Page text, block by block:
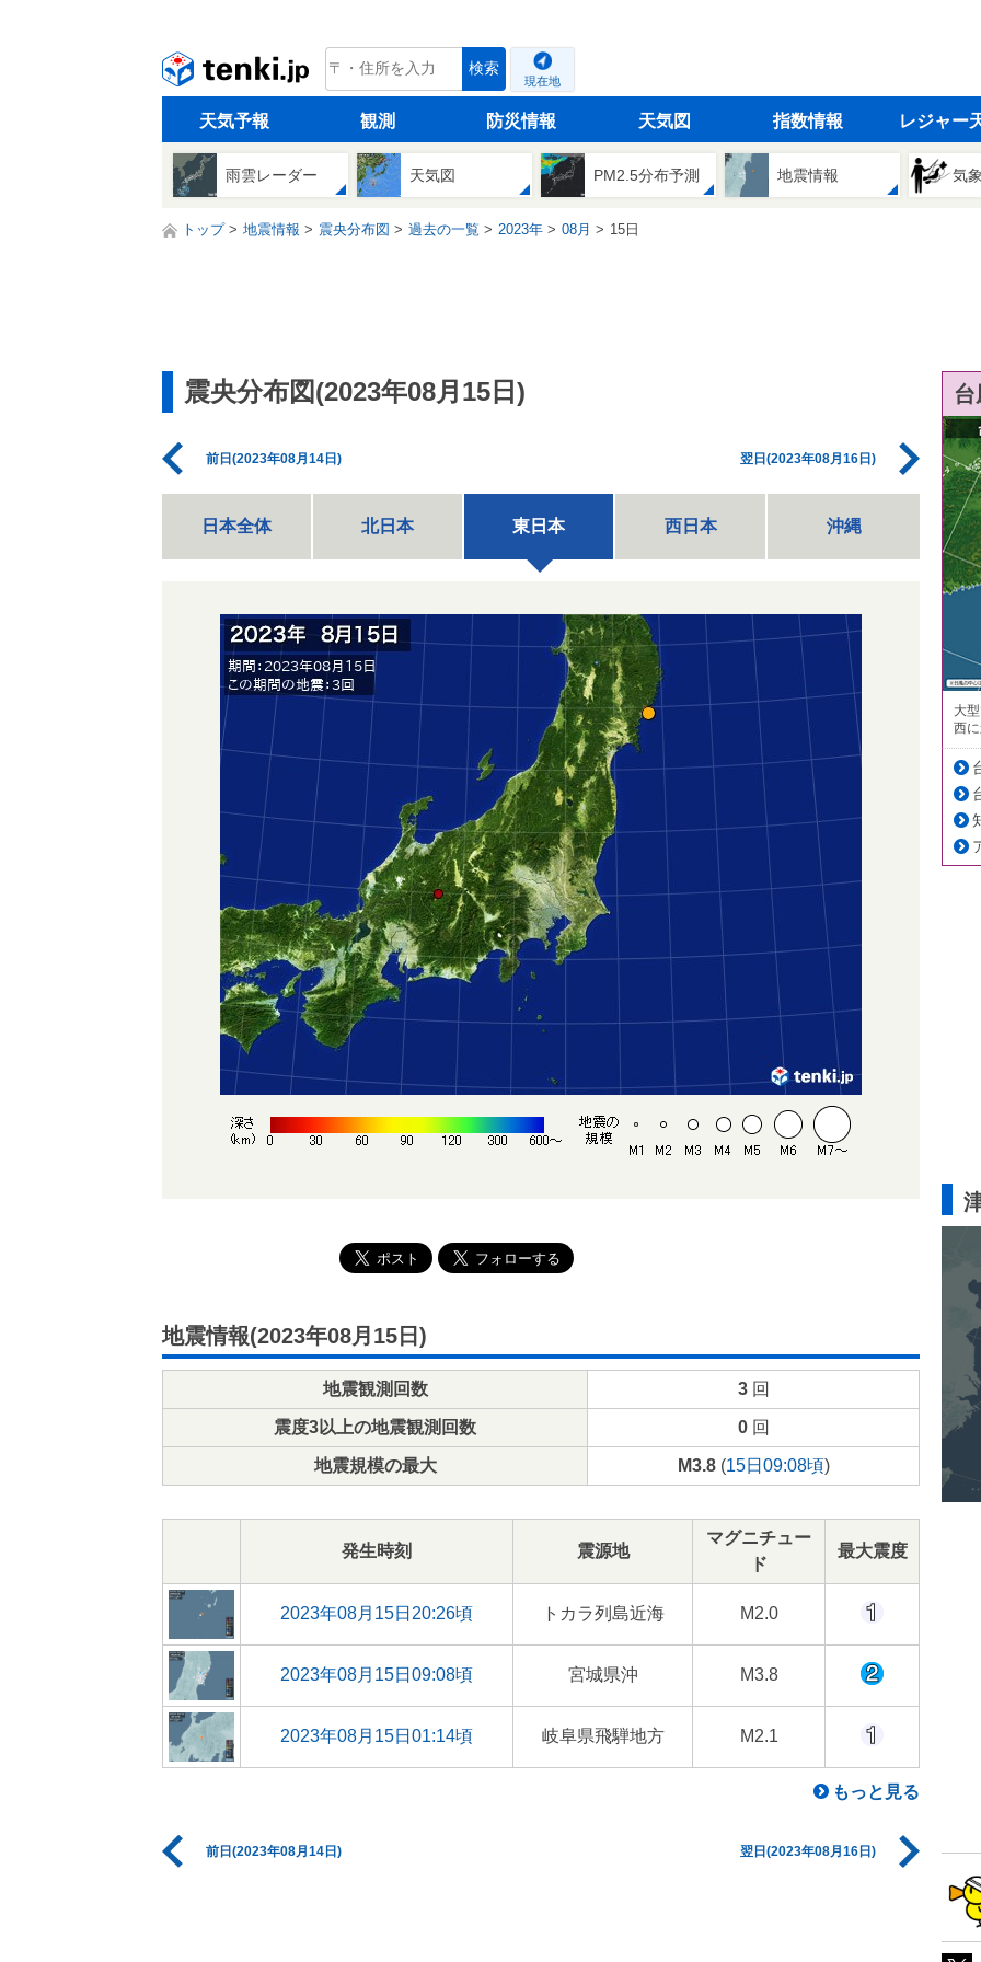
tenki.jp 検索
現在地
天気予報 観測 防災情報 天気図 指数情報 レジャー
雨雲レーダー 天気図 PM2.5分布予測 地震情報 気
トップ 地震情報 震央分布図 過去の一覧 2023年 08月 15日
震央分布図(2023年08月15日)
前日(2023年08月14日) 翌日(2023年08月16日)
日本全体 北日本 東日本 西日本 沖縄
地震情報(2023年08月15日)
地震観測回数 3回
震度3以上の地震観測回数 0回
地震規模の最大 M3.8(15日09:08頃)
発生時刻 震源地
マグニチュー
ド
最大震度
2023年08月15日20:26頃 トカラ列島近海 M2.0
2023年08月15日09:08頃 宮城県沖 M3.8
2023年08月15日01:14頃 岐阜県飛騨地方 M2.1
もっと見る
前日(2023年08月14日) 翌日(2023年08月16日)
大
西